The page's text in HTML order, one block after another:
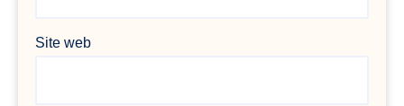
Site web